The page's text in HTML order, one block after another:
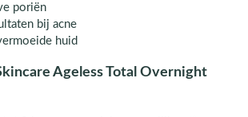
poriën
bij acne
huid
Ageless Total Overnight